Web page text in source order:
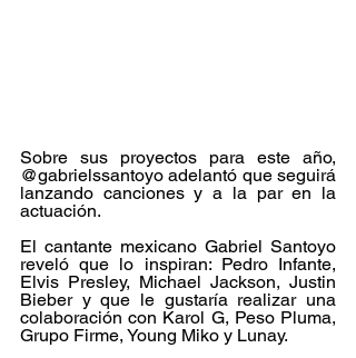
Sobre sus proyectos para este año,
@gabrielssantoyo adelantó que seguirá
lanzando canciones y a la par en la
actuación.
El cantante mexicano Gabriel Santoyo
reveló que lo inspiran: Pedro Infante,
Elvis Presley, Michael Jackson, Justin
Bieber y que le gustaría realizar una
colaboración con Karol G, Peso Pluma,
Grupo Firme, Young Miko y Lunay.